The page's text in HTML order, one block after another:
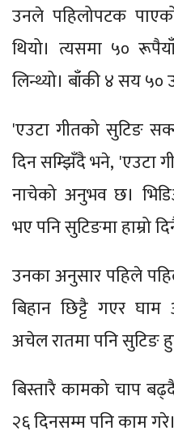
उनले पहिलोपटक
थियो। त्यसमा ५०
लिन्थ्यो। बाँकी ४ सय ५०
'एउटा गीतको सुटिङ
दिन सम्झिँदै भने, 'एउटा
नाचेको अनुभव छ।
भए पनि सुटिङमा हाम्रो
उनका अनुसार पहिले
बिहान छिट्टै गएर घाम
अचेल रातमा पनि सुटिङ
बिस्तारै कामको चाप
२६ दिनसम्म पनि काम गरे।